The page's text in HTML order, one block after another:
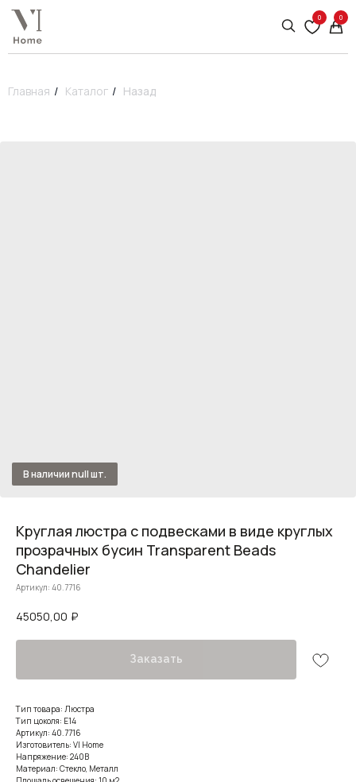
0 0
Главная / Каталог / Назад
Круглая люстра с подвесками в виде круглых
прозрачных бусин Transparent Beads
Chandelier
Артикул: 40.7716
45050,00 ₽
Заказать
Тип товара: Люстра
Тип цоколя: E14
Артикул: 40.7716
Изготовитель: VI Home
Напряжение: 240В
Материал: Стекло, Металл